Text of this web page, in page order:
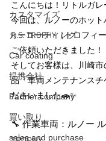
カスタマイズ
カーコーティング
Car coating
提携会社
Partner company
買い取り
sales and purchase
こんにちは！リトルガ
今回は、ルノーのホッ
R.S. TROPHY（トロフィ
ご依頼いただきました！
そしてお客様は、川崎
品「車両メンテナンスチ
ださいました🚗✨
🔧 作業車両：ルノー